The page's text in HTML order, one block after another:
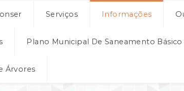
Serviços Informações
Plano Municipal De Saneamento Básico
Árvores